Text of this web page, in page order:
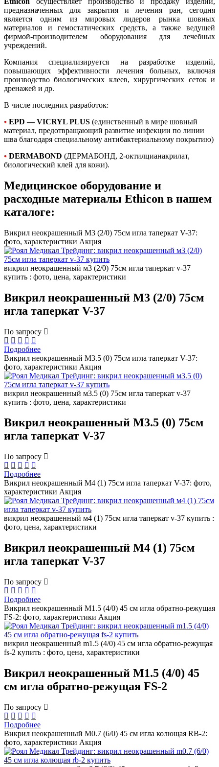
предназначенных для закрытия и лечения ран, сегодня
является одним из мировых лидеров рынка шовных
материалов и гемостатических средств, а также ведущей
фирмой-производителем оборудования для лечебных
учреждений.
Компания специализируется на разработке изделий,
повышающих эффективности лечения больных, включая
производство биологических клеев, хирургических сеток и
дренажей и др.
В числе последних разработок:
• EPD — VICRYL PLUS (единственный в мире шовный
материал, предотвращающий развитие инфекции по линии
шва благодаря специальному антибактериальному покрытию)
• DERMABOND (ДЕРМАБОНД, 2-октилцианакрилат,
биологический клей для кожи).
Медицинское оборудование и
расходные материалы Ethicon в нашем
каталоге:
Викрил неокрашенный М3 (2/0) 75см игла таперкат V-37:
фото, характеристики Акция
викрил неокрашенный м3 (2/0) 75см игла таперкат v-37
купить : фото, цена, характеристики
Викрил неокрашенный М3 (2/0) 75см
игла таперкат V-37
По запросу
Подробнее
Викрил неокрашенный М3.5 (0) 75см игла таперкат V-37:
фото, характеристики Акция
викрил неокрашенный м3.5 (0) 75см игла таперкат v-37
купить : фото, цена, характеристики
Викрил неокрашенный М3.5 (0) 75см
игла таперкат V-37
По запросу
Подробнее
Викрил неокрашенный М4 (1) 75см игла таперкат V-37: фото,
характеристики Акция
викрил неокрашенный м4 (1) 75см игла таперкат v-37 купить :
фото, цена, характеристики
Викрил неокрашенный М4 (1) 75см
игла таперкат V-37
По запросу
Подробнее
Викрил неокрашенный M1.5 (4/0) 45 см игла обратно-режущая
FS-2: фото, характеристики Акция
викрил неокрашенный m1.5 (4/0) 45 см игла обратно-режущая
fs-2 купить : фото, цена, характеристики
Викрил неокрашенный M1.5 (4/0) 45
см игла обратно-режущая FS-2
По запросу
Подробнее
Викрил неокрашенный M0.7 (6/0) 45 см игла колющая RB-2:
фото, характеристики Акция